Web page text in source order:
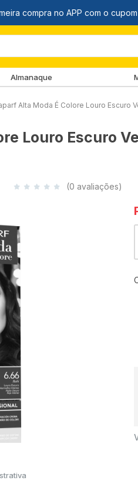
Almanaque
Alta Moda É Colore Louro Escuro
Louro Escuro
(0 avaliações)